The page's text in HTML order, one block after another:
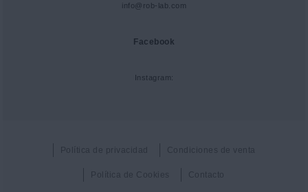
info@rob-lab.com
Facebook
Instagram:
Política de privacidad Condiciones de venta
Política de Cookies Contacto